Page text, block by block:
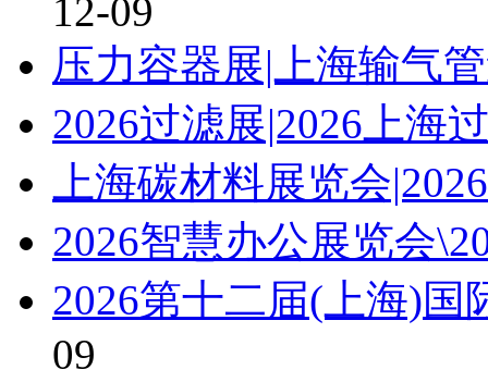
12-09
压力容器展|上海输气
2026过滤展|2026上海
上海碳材料展览会
2026智慧办公展览会
2026第十二届(上海)国
09